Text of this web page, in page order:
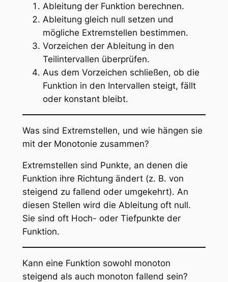
Ableitung der Funktion berechnen.
Ableitung gleich null setzen und
mögliche Extremstellen bestimmen.
Vorzeichen der Ableitung in den
Teilintervallen überprüfen.
Aus dem Vorzeichen schließen, ob die
Funktion in den Intervallen steigt, fällt
oder konstant bleibt.
Was sind Extremstellen, und wie hängen sie
mit der Monotonie zusammen?
Extremstellen sind Punkte, an denen die
Funktion ihre Richtung ändert (z. B. von
steigend zu fallend oder umgekehrt). An
diesen Stellen wird die Ableitung oft null.
Sie sind oft Hoch- oder Tiefpunkte der
Funktion.
Kann eine Funktion sowohl monoton
steigend als auch monoton fallend sein?